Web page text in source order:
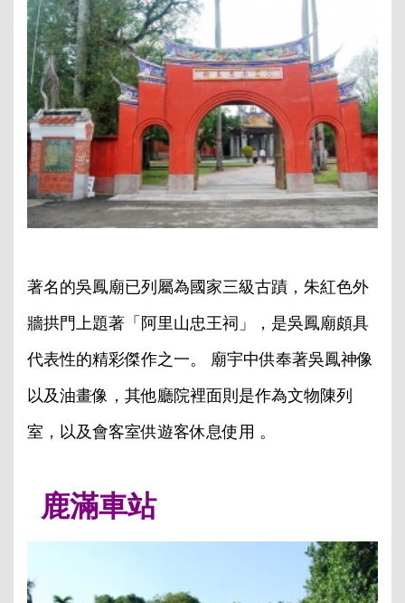
著名的吳鳳廟已列屬為國家三級古蹟，朱紅色外
牆拱門上題著「阿里山忠王祠」，是吳鳳廟頗具
代表性的精彩傑作之一。 廟宇中供奉著吳鳳神像
以及油畫像，其他廳院裡面則是作為文物陳列
室，以及會客室供遊客休息使用 。
鹿滿車站